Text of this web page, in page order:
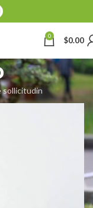
0 $0.00
sollicitudin